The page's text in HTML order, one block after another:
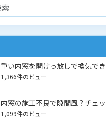
重い内窓を開けっ放しで換気で
1,366件のビュー
内窓の施工不良で隙間風？チェ
1,099件のビュー